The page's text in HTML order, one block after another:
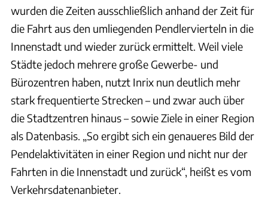
wurden die Zeiten ausschließlich anhand der Zeit für
die Fahrt aus den umliegenden Pendlervierteln in die
Innenstadt und wieder zurück ermittelt. Weil viele
Städte jedoch mehrere große Gewerbe- und
Bürozentren haben, nutzt Inrix nun deutlich mehr
stark frequentierte Strecken – und zwar auch über
die Stadtzentren hinaus – sowie Ziele in einer Region
als Datenbasis. „So ergibt sich ein genaueres Bild der
Pendelaktivitäten in einer Region und nicht nur der
Fahrten in die Innenstadt und zurück“, heißt es vom
Verkehrsdatenanbieter.